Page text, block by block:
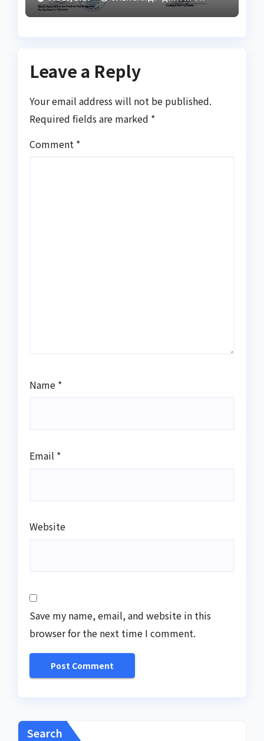
Leave a Reply
Your email address will not be published.
Required fields are marked *
Comment *
Name *
Email *
Website
Save my name, email, and website in this
browser for the next time I comment.
Search